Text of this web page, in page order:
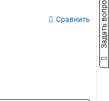
Сравнить Задать вопрос